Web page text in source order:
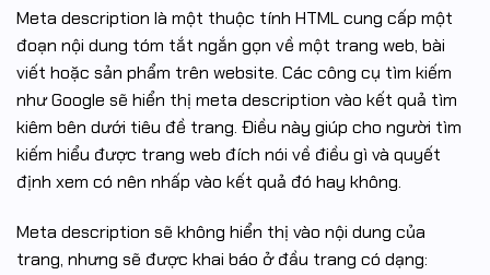
Meta description là một thuộc tính HTML cung cấp một
đoạn nội dung tóm tắt ngắn gọn về một trang web, bài
viết hoặc sản phẩm trên website. Các công cụ tìm kiếm
như Google sẽ hiển thị meta description vào kết quả tìm
kiêm bên dưới tiêu đề trang. Điều này giúp cho người tìm
kiếm hiểu được trang web đích nói về điều gì và quyết
định xem có nên nhấp vào kết quả đó hay không.
Meta description sẽ không hiển thị vào nội dung của
trang, nhưng sẽ được khai báo ở đầu trang có dạng: